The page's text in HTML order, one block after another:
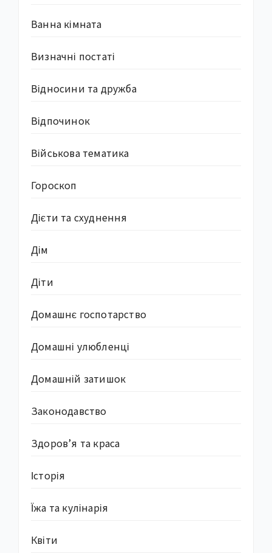
Ванна кімната
Визначні постаті
Відносини та дружба
Відпочинок
Військова тематика
Гороскоп
Дієти та схуднення
Дім
Діти
Домашнє госпотарство
Домашні улюбленці
Домашній затишок
Законодавство
Здоров’я та краса
Історія
Їжа та кулінарія
Квіти